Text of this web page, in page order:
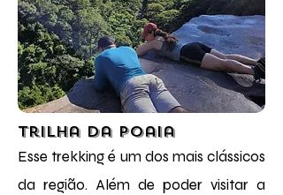
Trilha da Poaia
Esse trekking é um dos mais clássicos
da região. Além de poder visitar a